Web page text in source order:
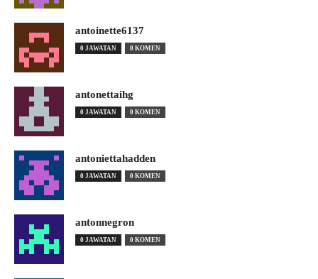
antoinette6137
0 JAWATAN 0 KOMEN
antonettaihg
0 JAWATAN 0 KOMEN
antoniettahadden
0 JAWATAN 0 KOMEN
antonnegron
0 JAWATAN 0 KOMEN